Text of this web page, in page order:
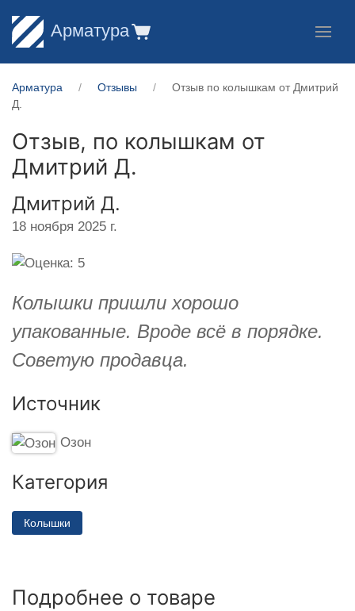
Арматура
Арматура Отзывы
Отзыв по колышкам от Дмитрий
Д.
Отзыв, по колышкам от
Дмитрий Д.
Дмитрий Д.
18 ноября 2025 г.
Колышки пришли хорошо
упакованные. Вроде всё в порядке.
Советую продавца.
Источник
Озон
Категория
Колышки
Подробнее о товаре